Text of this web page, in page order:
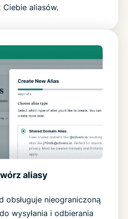
Ciebie aliasów.
aliasy
obsługuje nieograniczoną
wysyłania i odbierania